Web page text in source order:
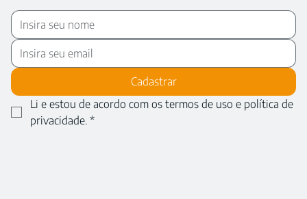
Cadastrar
Li e estou de acordo com os termos de uso e política de
privacidade. *